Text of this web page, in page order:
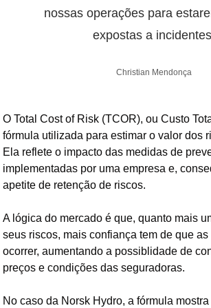
nossas operações para
expostas a
Christian Mendonça
O Total Cost of Risk (TCOR), ou Custo
fórmula utilizada para estimar o valor dos
Ela reflete o impacto das medidas de
implementadas por uma empresa e,
apetite de retenção de riscos.
A lógica do mercado é que, quanto mais
seus riscos, mais confiança tem de que
ocorrer, aumentando a possiblidade de
preços e condições das seguradoras.
No caso da Norsk Hydro, a fórmula